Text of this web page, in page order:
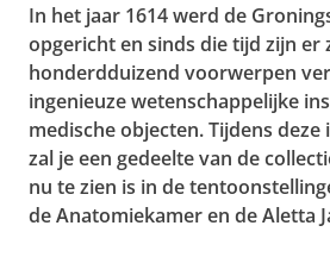
In het jaar 1614 werd de
opgericht en sinds die tijd zijn er
honderdduizend voorwerpen
ingenieuze wetenschappelijke
medische objecten. Tijdens
zal je een gedeelte van de
nu te zien is in de
de Anatomiekamer en de Aletta